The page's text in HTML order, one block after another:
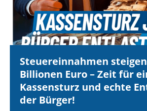
Steuereinnahmen
Billionen Euro – Zeit für
Kassensturz und echte
der Bürger!